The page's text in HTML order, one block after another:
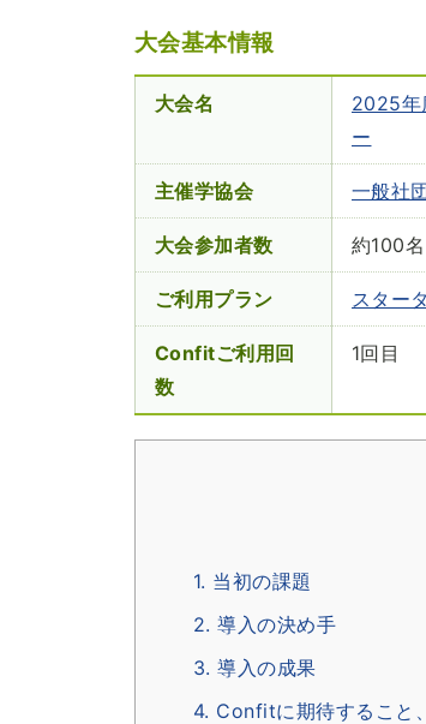
大会基本情報
大会名
2025年
ー
主催学協会 一般社
大会参加者数 約100
ご利用プラン スター
Confitご利用回
数
1回目
1. 当初の課題
2. 導入の決め手
3. 導入の成果
4. Confitに期待すること